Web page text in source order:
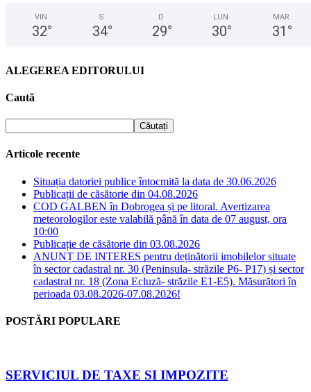
VIN
32°
S
34°
D
29°
LUN
30°
MAR
31 °
ALEGEREA EDITORULUI
Caută
Articole recente
Situația datoriei publice întocmită la data de 30.06.2026
Publicații de căsătorie din 04.08.2026
COD GALBEN în Dobrogea și pe litoral. Avertizarea
meteorologilor este valabilă până în data de 07 august, ora
10:00
Publicație de căsătorie din 03.08.2026
ANUNȚ DE INTERES pentru deținătorii imobilelor situate
în sector cadastral nr. 30 (Peninsula- străzile P6- P17) și sector
cadastral nr. 18 (Zona Ecluză- străzile E1-E5). Măsurători în
perioada 03.08.2026-07.08.2026!
POSTĂRI POPULARE
SERVICIUL DE TAXE SI IMPOZITE